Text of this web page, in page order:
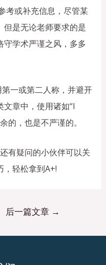
考或补充信息，尽管某
但是无论老师要求的是
守学术严谨之风，多多
一或第二人称，并避开
章中，使用诸如“I
，也是不严谨的。
有疑问的小伙伴可以关
，轻松拿到A+!
后一篇文章 →